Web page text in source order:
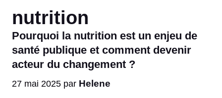
nutrition
Pourquoi la nutrition est un enjeu de
santé publique et comment devenir
acteur du changement ?
27 mai 2025 par Helene